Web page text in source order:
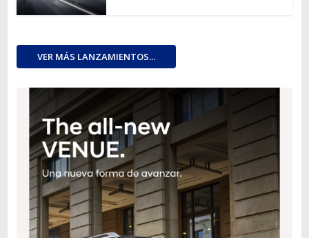
VER MÁS LANZAMIENTOS...